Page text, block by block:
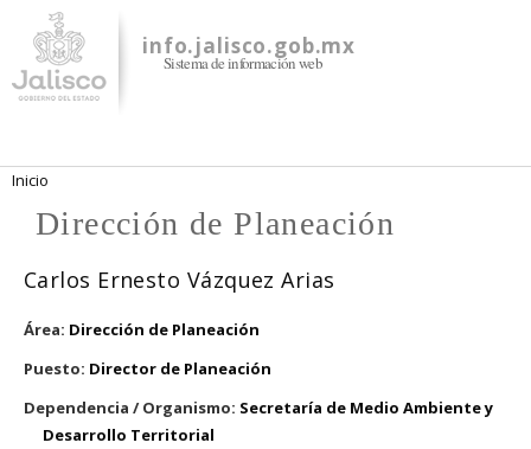
contenido
principal
info.jalisco.gob.mx
Sistema de información web
Se encuentra usted aquí
Inicio
Dirección de Planeación
Carlos Ernesto Vázquez Arias
Área: Dirección de Planeación
Puesto: Director de Planeación
Dependencia / Organismo: Secretaría de Medio Ambiente y
Desarrollo Territorial